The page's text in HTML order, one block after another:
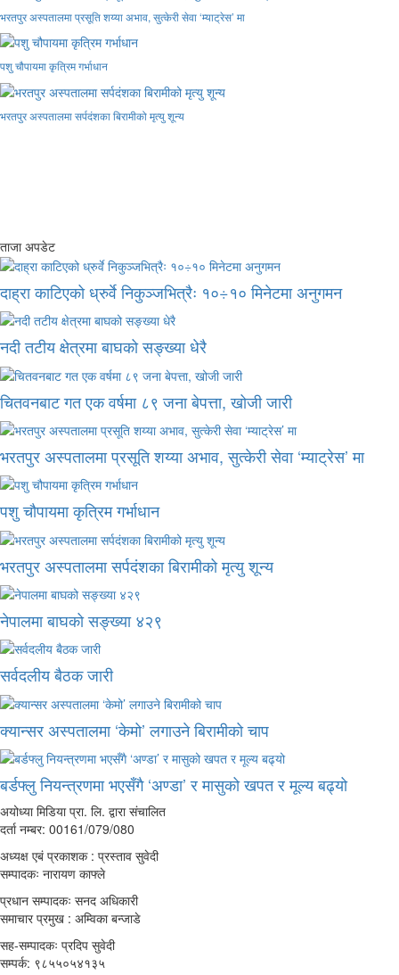
भरतपुर अस्पतालमा प्रसूति शय्या अभाव, सुत्केरी सेवा ‘म्याट्रेस’ मा
पशु चौपायमा कृत्रिम गर्भाधान
भरतपुर अस्पतालमा सर्पदंशका बिरामीको मृत्यु शून्य
ताजा अपडेट
दाह्रा काटिएको ध्रुर्वे निकुञ्जभित्रैः १०÷१० मिनेटमा अनुगमन
नदी तटीय क्षेत्रमा बाघको सङ्ख्या धेरै
चितवनबाट गत एक वर्षमा ८९ जना बेपत्ता, खोजी जारी
भरतपुर अस्पतालमा प्रसूति शय्या अभाव, सुत्केरी सेवा ‘म्याट्रेस’ मा
पशु चौपायमा कृत्रिम गर्भाधान
भरतपुर अस्पतालमा सर्पदंशका बिरामीको मृत्यु शून्य
नेपालमा बाघको सङ्ख्या ४२९
सर्वदलीय बैठक जारी
क्यान्सर अस्पतालमा ‘केमो’ लगाउने बिरामीको चाप
बर्डफ्लु नियन्त्रणमा भएसँगै ‘अण्डा’ र मासुको खपत र मूल्य बढ्यो
अयोध्या मिडिया प्रा. लि. द्वारा संचालित
दर्ता नम्बर: 00161/079/080
अध्यक्ष एबं प्रकाशक : प्रस्ताव सुवेदी
सम्पादकः नारायण काफ्ले
प्रधान सम्पादकः सनद अधिकारी
समाचार प्रमुख : अम्विका बन्जाडे
सह-सम्पादकः प्रदिप सुवेदी
सम्पर्क: ९८५५०५४१३५